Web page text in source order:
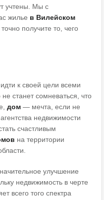
учтены. Мы с
жилье в Вилейском
получите то, чего
к своей цели всеми
станет сомневаться, что
дом — мечта, если не
недвижимости
счастливым
на территории
улучшение
недвижимость в черте
всего того спектра